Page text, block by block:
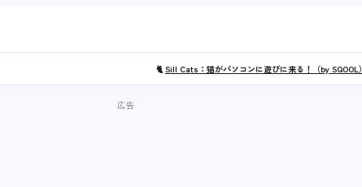
🐈Sill Cats：猫がパソコンに遊びに来る！（by SQOOL）